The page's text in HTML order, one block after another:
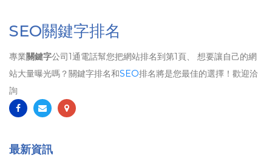
SEO關鍵字排名
專業關鍵字公司1通電話幫您把網站排名到第1頁、 想要讓自己的網
站大量曝光嗎？關鍵字排名和SEO排名將是您最佳的選擇！歡迎洽
詢
最新資訊